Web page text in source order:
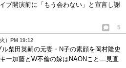
ブ開演前に「もう会わない」と宣言し謝
5
）PM 19:12
柴田英嗣の元妻・N子の素顔を岡村隆史
ー加藤とW不倫の嫁はNAONこと二見直